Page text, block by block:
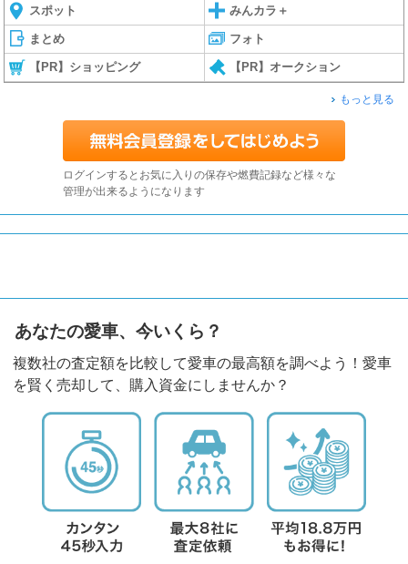
スポット みんカラ＋
まとめ フォト
【PR】ショッピング 【PR】オークション
もっと見る
ログインするとお気に入りの保存や燃費記録など様々な
管理が出来るようになります
あなたの愛車、今いくら？
複数社の査定額を比較して愛車の最高額を調べよう！愛車
を賢く売却して、購入資金にしませんか？